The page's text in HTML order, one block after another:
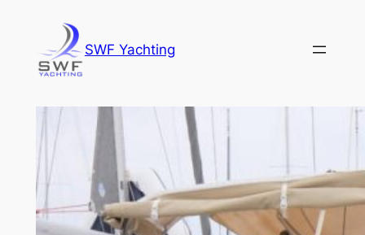
SWF Yachting